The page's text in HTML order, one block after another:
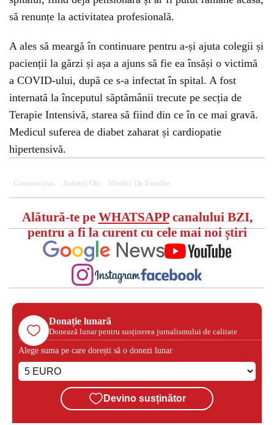
să renunțe la activitatea profesională.
A ales să meargă în continuare pentru a-și ajuta colegii și
pacienții la gărzi și așa a ajuns să fie ea însăși o victimă
a COVID-ului, după ce s-a infectat în spital. A fost
internată la începutul săptămânii trecute pe secția de
Terapie Intensivă, starea să fiind din ce în ce mai gravă.
Medicul suferea de diabet zaharat și cardiopatie
hipertensivă.
Coronavirus Judetul Olt Medici De Familie
Alătură-te pe WHATSAPPcanalului BZI,
pentru a fi la curent cu cele mai noi știri
Donație lunară
Donează lunar pentru susținerea jurnalismului de calitate
Alege suma pe care dorești să o donezi lunar
Devino susținător